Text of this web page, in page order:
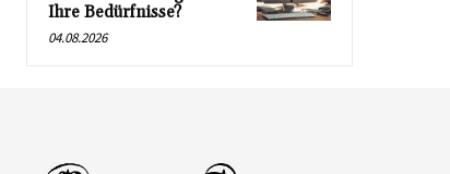
Ihre Bedürfnisse?
04.08.2026